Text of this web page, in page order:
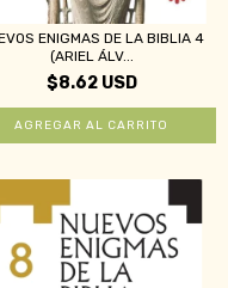
ENIGMAS DE LA BIBLIA 4
(ARIEL ÁLV...
$8.62 USD